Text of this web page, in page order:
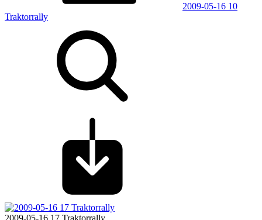
2009-05-16 10
Traktorrally
2009-05-16 17 Traktorrally